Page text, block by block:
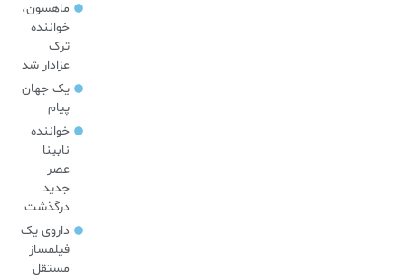
ماهسون،
خواننده
ترک
عزادار شد
یک جهان
پیام
خواننده
نابینا
عصر
جدید
درگذشت
داروی یک
فیلمساز
مستقل